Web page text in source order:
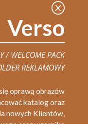
Q
Verso
/ WELCOME PACK
REKLAMOWY
oprawą obrazów
katalog oraz
nowych Klientów,